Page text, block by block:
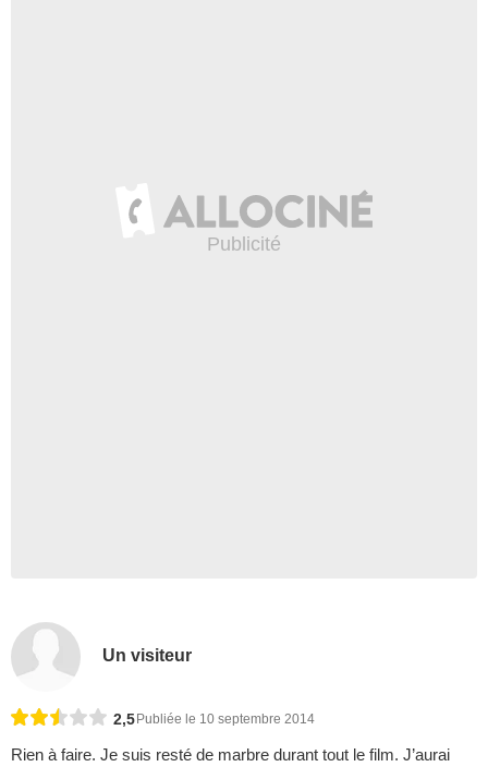
Un visiteur
2,5 Publiée le 10 septembre 2014
Rien à faire. Je suis resté de marbre durant tout le film. J’aurai